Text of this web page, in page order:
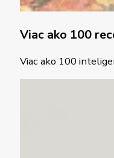
Viac ako 100
Viac ako 100